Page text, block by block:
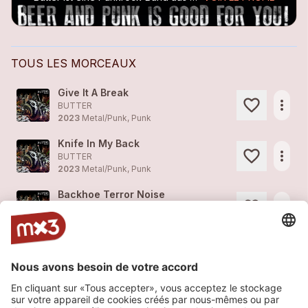
TOUS LES MORCEAUX
Give It A Break
BUTTER
2023 Metal/Punk, Punk
more_horiz
Knife In My Back
BUTTER
2023 Metal/Punk, Punk
more_horiz
Backhoe Terror Noise
2023
2023Metal/Punk, Punk
Time To Go